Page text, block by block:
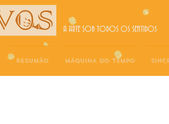
A ARTE SOB TODOS OS SENTIDOS
RESUMÃO MÁQUINA DO TEMPO